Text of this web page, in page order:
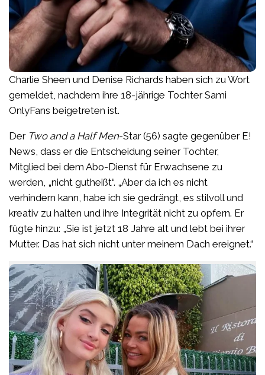
Charlie Sheen und Denise Richards haben sich zu Wort
gemeldet, nachdem ihre 18-jährige Tochter Sami
OnlyFans beigetreten ist.
Der Two and a Half Men-Star (56) sagte gegenüber E!
News, dass er die Entscheidung seiner Tochter,
Mitglied bei dem Abo-Dienst für Erwachsene zu
werden, „nicht gutheißt“. „Aber da ich es nicht
verhindern kann, habe ich sie gedrängt, es stilvoll und
kreativ zu halten und ihre Integrität nicht zu opfern. Er
fügte hinzu: „Sie ist jetzt 18 Jahre alt und lebt bei ihrer
Mutter. Das hat sich nicht unter meinem Dach ereignet.“